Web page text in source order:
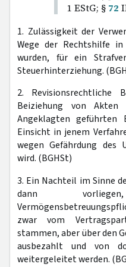
1 EStG; § 72
1. Zulässigkeit der
Wege der Rechtshilfe
wurden, für ein
Steuerhinterziehung.
2. Revisionsrechtliche
Beiziehung von
Angeklagten geführten
Einsicht in jenem
wegen Gefährdung des
wird. (BGHSt)
3. Ein Nachteil im Sinne
dann
zwar vom
stammen, aber über den
ausbezahlt und von
weitergeleitet werden.